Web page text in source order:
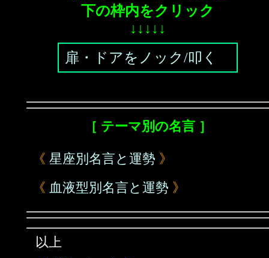
下の枠内をクリック
↓↓↓↓↓
扉・ドアをノック/叩く
［ テーマ別の名言 ］
《 星座別名言と運勢 》
《 血液型別名言と運勢 》
以上